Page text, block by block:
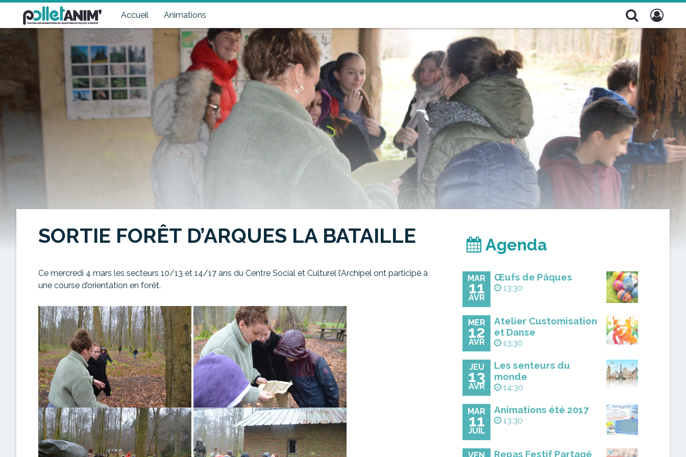
Accueil Animations
Pollet Anim'
Toutes les animations du quartier du Pollet à Dieppe
SORTIE FORÊT D’ARQUES LA BATAILLE
Ce mercredi 4 mars les secteurs 10/13 et 14/17 ans du Centre Social et Culturel l’Archipel ont participé à
une course d’orientation en forêt.
Agenda
MAR
11
AVR
Œufs de Pâques
13:30
MER
12
AVR
Atelier Customisation
et Danse
13:30
JEU
13
AVR
Les senteurs du
monde
14:30
MAR
11
JUIL
Animations été 2017
13:30
Repas Festif Partagé